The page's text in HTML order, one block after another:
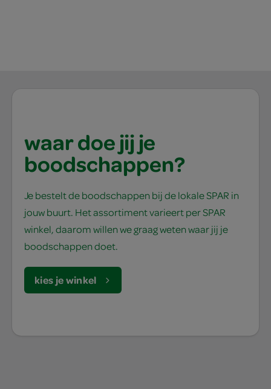
waar doe jij je
boodschappen?
Je bestelt de boodschappen bij de lokale SPAR in
jouw buurt. Het assortiment varieert per SPAR
winkel, daarom willen we graag weten waar jij je
boodschappen doet.
kies je winkel